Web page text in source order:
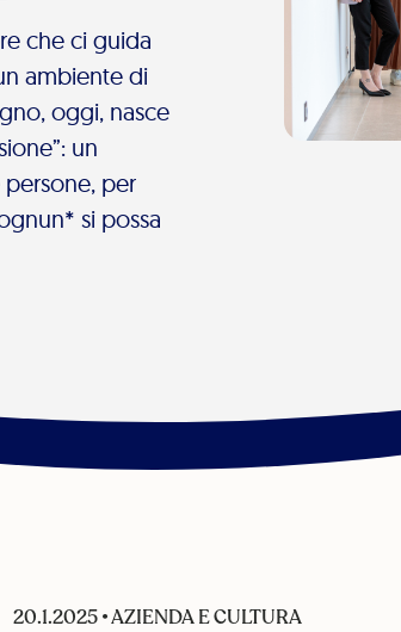
che ci guida
ambiente di
oggi, nasce
un
per
si possa
20.1.2025•AZIENDA E CULTURA